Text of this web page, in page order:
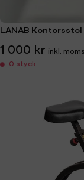
LANAB Kontorsstol
1 000 kr
0 styck